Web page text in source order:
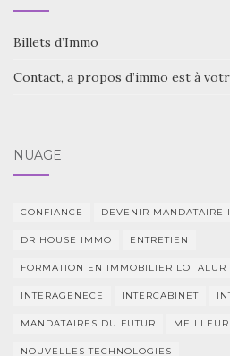
Billets d’Immo
Contact, a propos d’immo est à
NUAGE
CONFIANCE DEVENIR MANDATAIRE
DR HOUSE IMMO ENTRETIEN
FORMATION EN IMMOBILIER LOI ALUR
INTERAGENECE INTERCABINET
MANDATAIRES DU FUTUR
NOUVELLES TECHNOLOGIES